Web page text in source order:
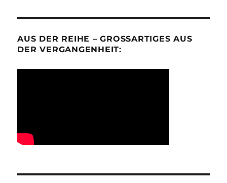
AUS DER REIHE – GROSSARTIGES AUS D
ER VERGANGENHEIT: